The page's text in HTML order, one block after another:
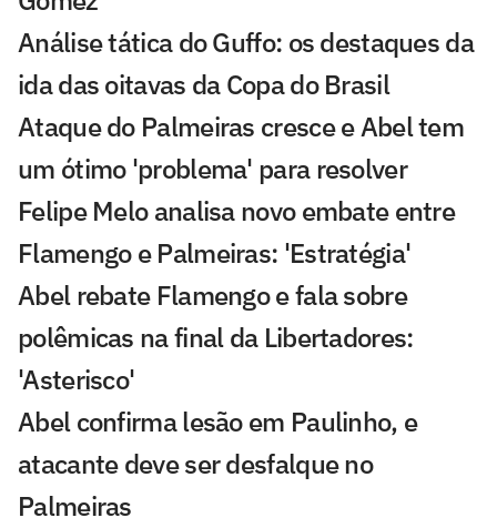
Análise tática do Guffo: os destaques da
ida das oitavas da Copa do Brasil
Ataque do Palmeiras cresce e Abel tem
um ótimo 'problema' para resolver
Felipe Melo analisa novo embate entre
Flamengo e Palmeiras: 'Estratégia'
Abel rebate Flamengo e fala sobre
polêmicas na final da Libertadores:
'Asterisco'
Abel confirma lesão em Paulinho, e
atacante deve ser desfalque no
Palmeiras